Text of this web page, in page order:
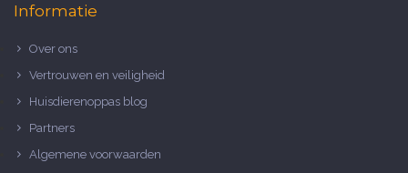
Informatie
Over ons
Vertrouwen en veiligheid
Huisdierenoppas blog
Partners
Algemene voorwaarden